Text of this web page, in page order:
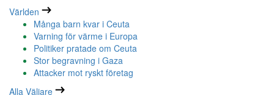
Världen
Många barn kvar i Ceuta
Varning för värme i Europa
Politiker pratade om Ceuta
Stor begravning i Gaza
Attacker mot ryskt företag
Alla Väljare